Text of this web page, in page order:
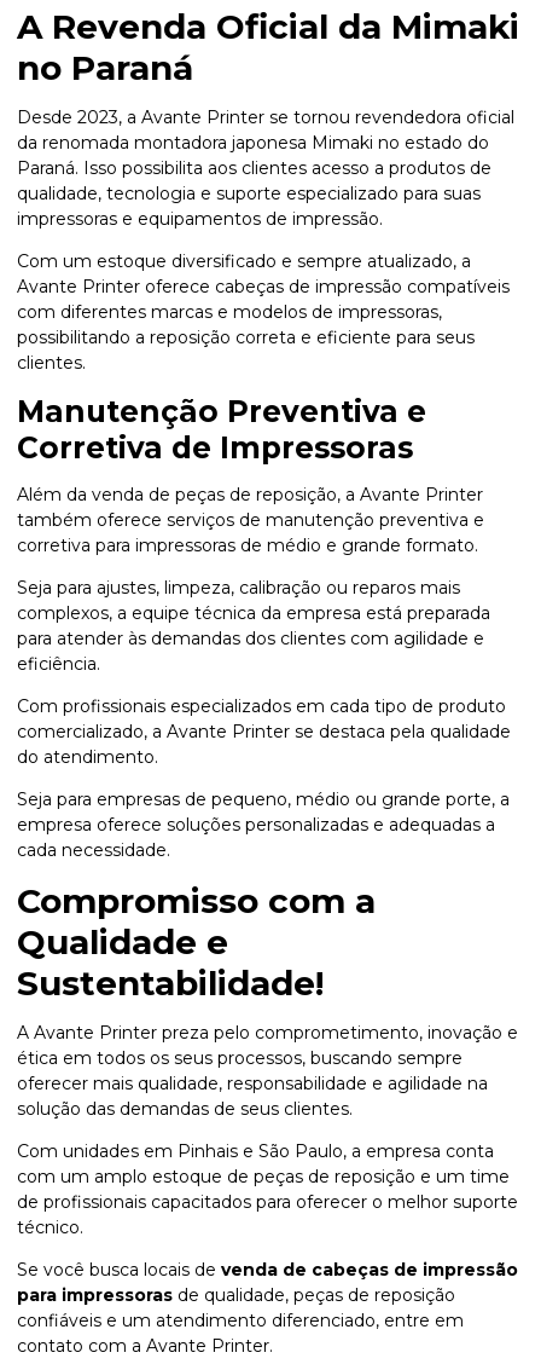
A Revenda Oficial da Mimaki
no Paraná
Desde 2023, a Avante Printer se tornou revendedora oficial
da renomada montadora japonesa Mimaki no estado do
Paraná. Isso possibilita aos clientes acesso a produtos de
qualidade, tecnologia e suporte especializado para suas
impressoras e equipamentos de impressão.
Com um estoque diversificado e sempre atualizado, a
Avante Printer oferece cabeças de impressão compatíveis
com diferentes marcas e modelos de impressoras,
possibilitando a reposição correta e eficiente para seus
clientes.
Manutenção Preventiva e
Corretiva de Impressoras
Além da venda de peças de reposição, a Avante Printer
também oferece serviços de manutenção preventiva e
corretiva para impressoras de médio e grande formato.
Seja para ajustes, limpeza, calibração ou reparos mais
complexos, a equipe técnica da empresa está preparada
para atender às demandas dos clientes com agilidade e
eficiência.
Com profissionais especializados em cada tipo de produto
comercializado, a Avante Printer se destaca pela qualidade
do atendimento.
Seja para empresas de pequeno, médio ou grande porte, a
empresa oferece soluções personalizadas e adequadas a
cada necessidade.
Compromisso com a
Qualidade e
Sustentabilidade!
A Avante Printer preza pelo comprometimento, inovação e
ética em todos os seus processos, buscando sempre
oferecer mais qualidade, responsabilidade e agilidade na
solução das demandas de seus clientes.
Com unidades em Pinhais e São Paulo, a empresa conta
com um amplo estoque de peças de reposição e um time
de profissionais capacitados para oferecer o melhor suporte
técnico.
Se você busca locais de venda de cabeças de impressão
para impressoras de qualidade, peças de reposição
confiáveis e um atendimento diferenciado, entre em
contato com a Avante Printer.